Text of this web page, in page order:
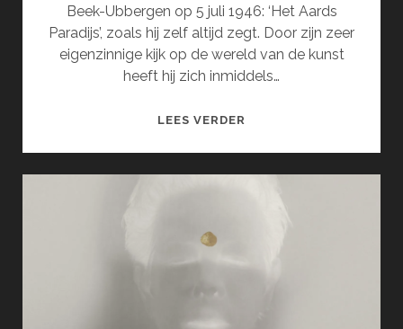
Beek-Ubbergen op 5 juli 1946: ‘Het Aards
Paradijs’, zoals hij zelf altijd zegt. Door zijn zeer
eigenzinnige kijk op de wereld van de kunst
heeft hij zich inmiddels…
LEES VERDER